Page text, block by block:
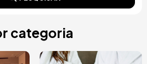
categoria